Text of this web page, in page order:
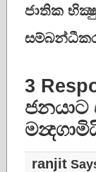
ජාතික
3
ජනයාට
ranjit